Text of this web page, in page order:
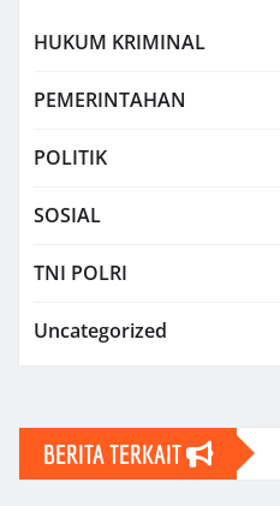
HUKUM KRIMINAL
PEMERINTAHAN
POLITIK
SOSIAL
TNI POLRI
Uncategorized
BERITA TERKAIT